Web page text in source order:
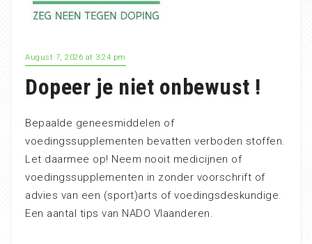
August 7, 2026 at 3:24 pm
Dopeer je niet onbewust !
Bepaalde geneesmiddelen of
voedingssupplementen bevatten verboden stoffen.
Let daarmee op! Neem nooit medicijnen of
voedingssupplementen in zonder voorschrift of
advies van een (sport)arts of voedingsdeskundige.
Een aantal tips van NADO Vlaanderen.